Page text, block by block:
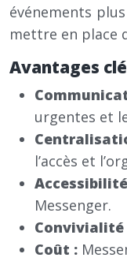
événements
mettre en place
Avantages
urgentes et
l’accès et
Messenger.
Convivialité
Coût :